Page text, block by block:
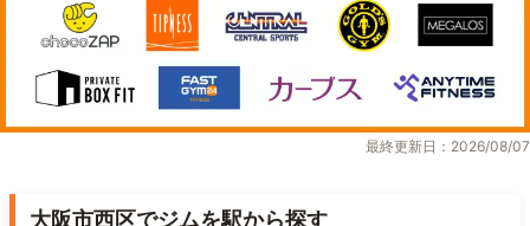
最終更新日：2026/08/07
大阪市西区でジムを駅から探す